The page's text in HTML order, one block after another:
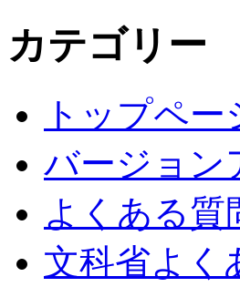
カテゴリー
トップペ
バージョン
よくある質
文科省よく